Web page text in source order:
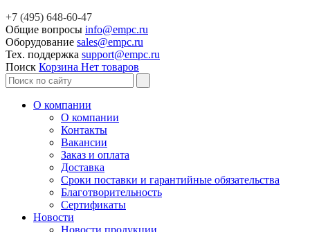
+7 (495) 648-60-47
Общие вопросы info@empc.ru
Оборудование sales@empc.ru
Тех. поддержка support@empc.ru
Поиск Корзина Нет товаров
О компании
О компании
Контакты
Вакансии
Заказ и оплата
Доставка
Сроки поставки и гарантийные обязательства
Благотворительность
Сертификаты
Новости
Новости продукции